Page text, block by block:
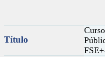
Título